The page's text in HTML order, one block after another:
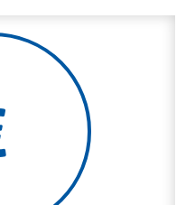
podjetja. Nagrajena
predanost!